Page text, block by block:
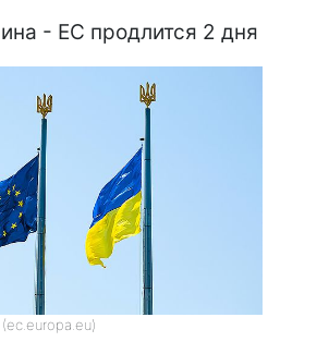
- ЕС продлится 2 дня